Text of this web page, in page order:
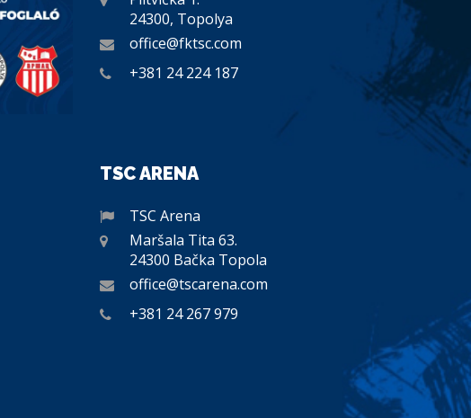
24300, Topolya
office@fktsc.com
+381 24 224 187
TSC ARENA
TSC Arena
Maršala Tita 63.
24300 Bačka Topola
office@tscarena.com
+381 24 267 979